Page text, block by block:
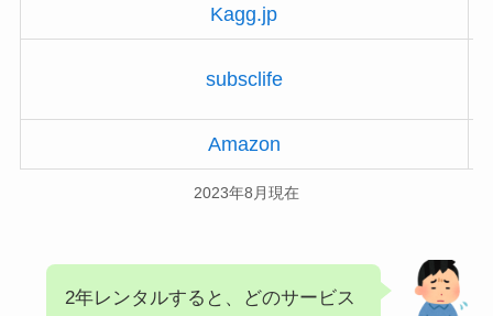
Kagg.jp
subsclife
Amazon
2023年8月現在
2年レンタルすると、どのサービス